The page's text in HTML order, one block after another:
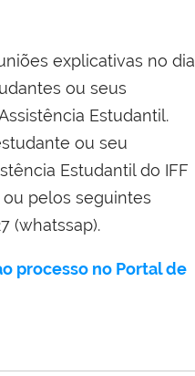
explicativas no dia
ou seus
Estudantil.
ou seu
Estudantil do IFF
pelos seguintes
(whatssap).
processo no Portal de